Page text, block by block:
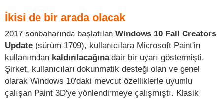
İkisi de bir arada olacak
2017 sonbaharında başlatılan Windows 10 Fall Creators
Update (sürüm 1709), kullanıcılara Microsoft Paint'in
kullanımdan kaldırılacağınadair bir uyarı göstermişti.
Şirket, kullanıcıları dokunmatik desteği olan ve genel
olarak Windows 10'daki mevcut özelliklerle uyumlu
çalışan Paint 3D'ye yönlendirmeye çalışmıştı. Klasik